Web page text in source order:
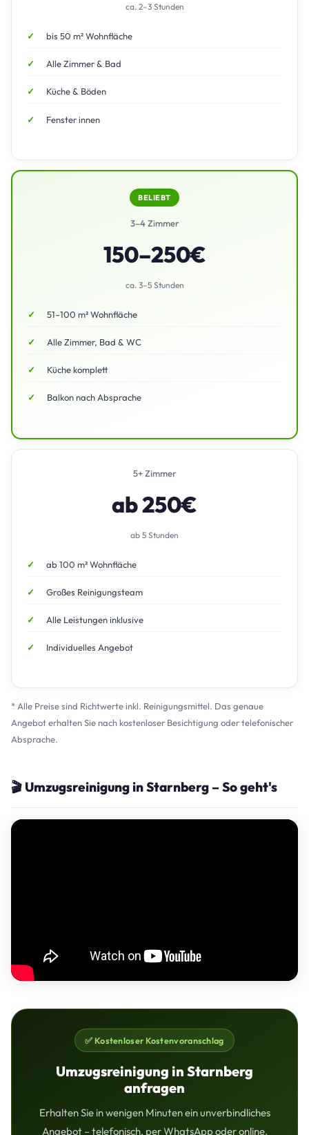
ca. 2–3 Stunden
bis 50 m² Wohnfläche
Alle Zimmer & Bad
Küche & Böden
Fenster innen
BELIEBT
3–4 Zimmer
150–250€
ca. 3–5 Stunden
51–100 m² Wohnfläche
Alle Zimmer, Bad & WC
Küche komplett
Balkon nach Absprache
5+ Zimmer
ab 250€
ab 5 Stunden
ab 100 m² Wohnfläche
Großes Reinigungsteam
Alle Leistungen inklusive
Individuelles Angebot
* Alle Preise sind Richtwerte inkl. Reinigungsmittel. Das genaue
Angebot erhalten Sie nach kostenloser Besichtigung oder telefonischer
Absprache.
🎬 Umzugsreinigung in Starnberg – So geht's
✅ Kostenloser Kostenvoranschlag
Umzugsreinigung in Starnberg
anfragen
Erhalten Sie in wenigen Minuten ein unverbindliches
Angebot – telefonisch, per WhatsApp oder online.